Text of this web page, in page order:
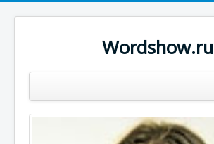
Wordshow.ru
Популярные цитаты